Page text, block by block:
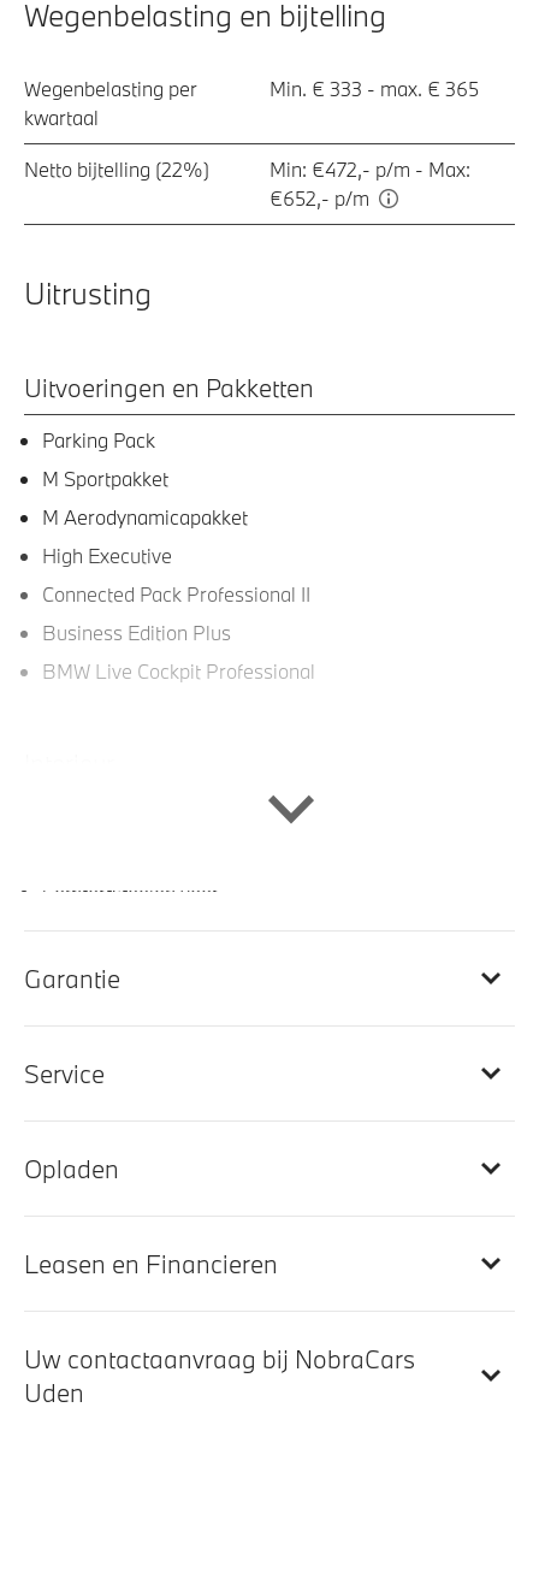
Wegenbelasting en bijtelling
Wegenbelasting per
kwartaal
Min. € 333 - max. € 365
Netto bijtelling (22%)
Min: €472,- p/m - Max:
€652,- p/m
Uitrusting
Uitvoeringen en Pakketten
Parking Pack
M Sportpakket
M Aerodynamicapakket
High Executive
Connected Pack Professional II
Business Edition Plus
BMW Live Cockpit Professional
Comfortstoelen voor
Elektrisch verwarmde voorstoelen
Interieurlijsten Fineline Ridge accentlijsten Perglanz
M Sportstuurwiel
Stuurwielrand verwarmd
Entertainment en communicatie
Teleservices
Garantie
Service
Opladen
Leasen en Financieren
Uw contactaanvraag bij NobraCars
Uden